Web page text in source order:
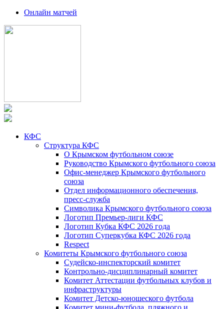
Онлайн матчей
КФС
Структура КФС
О Крымском футбольном союзе
Руководство Крымского футбольного союза
Офис-менеджер Крымского футбольного
союза
Отдел информационного обеспечения,
пресс-служба
Символика Крымского футбольного союза
Логотип Премьер-лиги КФС
Логотип Кубка КФС 2026 года
Логотип Суперкубка КФС 2026 года
Respect
Комитеты Крымского футбольного союза
Судейско-инспекторский комитет
Контрольно-дисциплинарный комитет
Комитет Аттестации футбольных клубов и
инфраструктуры
Комитет Детско-юношеского футбола
Комитет мини-футбола, пляжного и